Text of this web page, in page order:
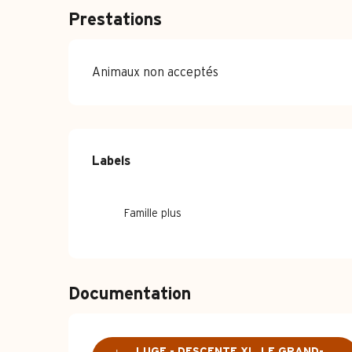
Prestations
Animaux non acceptés
Offres de
Labels
Labels
Famille plus
Documentation